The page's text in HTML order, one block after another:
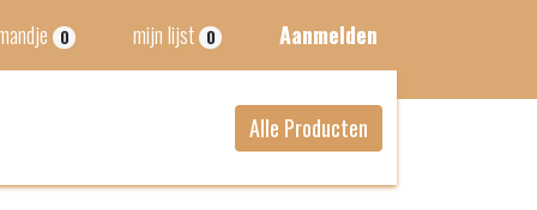
0 mijn lijst 0 Aanmelden
Alle Producten